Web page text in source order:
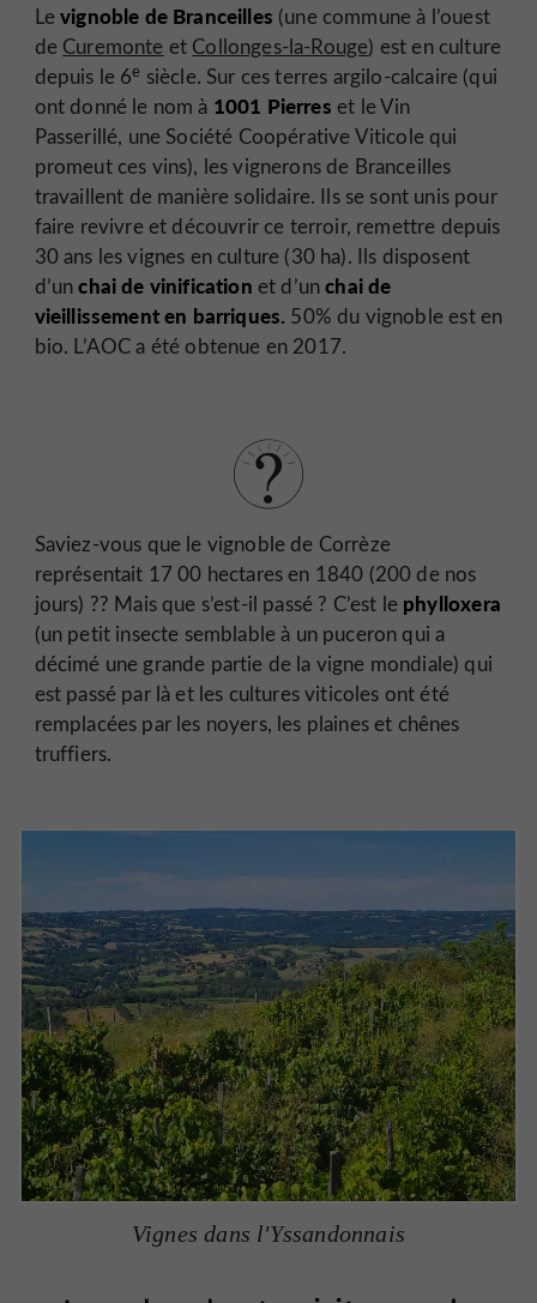
Levignoble de Branceilles (une commune à l’ouest
de Curemonte et Collonges-la-Rouge) est en culture
depuis le 6e siècle. Sur ces terres argilo-calcaire (qui
ont donné le nom à 1001 Pierres et le Vin
Passerillé, une Société Coopérative Viticole qui
promeut ces vins), les vignerons de Branceilles
travaillent de manière solidaire. Ils se sont unis pour
faire revivre et découvrir ce terroir, remettre depuis
30 ans les vignes en culture (30 ha). Ils disposent
d’unchai de vinification et d’unchai de
vieillissement en barriques. 50% du vignoble est en
bio. L’AOC a été obtenue en 2017.
Saviez-vous que le vignoble de Corrèze
représentait 17 00 hectares en 1840 (200 de nos
jours) ?? Mais que s’est-il passé ? C’est le phylloxera
(un petit insecte semblable à un puceron qui a
décimé une grande partie de la vigne mondiale) qui
est passé par là et les cultures viticoles ont été
remplacées par les noyers, les plaines et chênes
truffiers.
Vignes dans l'Yssandonnais